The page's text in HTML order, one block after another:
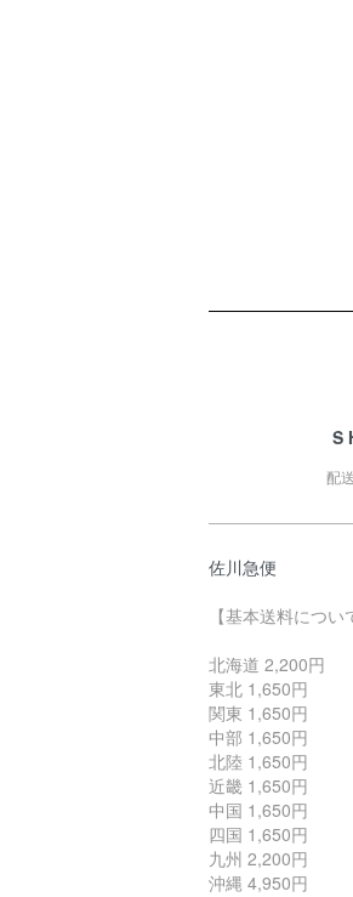
配
佐川急便
【基本送料につい
北海道 2,200円
東北 1,650円
関東 1,650円
中部 1,650円
北陸 1,650円
近畿 1,650円
中国 1,650円
四国 1,650円
九州 2,200円
沖縄 4,950円